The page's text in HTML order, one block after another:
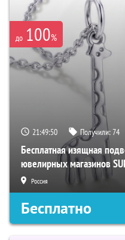
до 100%
21:49:49 Получили:74
Бесплатная изящная
ювелирных магазинов
Россия
Бесплатно